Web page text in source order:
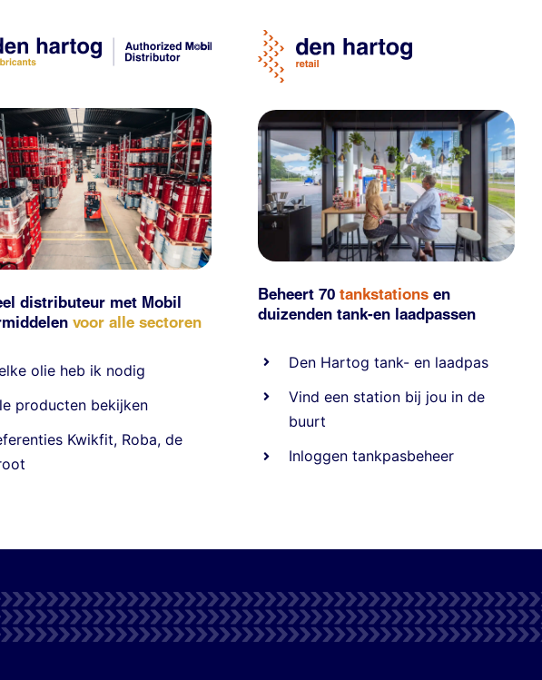
distributeur met Mobil
voor alle sectoren
olie heb ik nodig
producten bekijken
s Kwikfit, Roba, de
Beheert 70tankstationsen
duizendentank-en laadpassen
Den Hartog tank- en laadpas
Vind een station bij jou in de
buurt
Inloggen tankpasbeheer